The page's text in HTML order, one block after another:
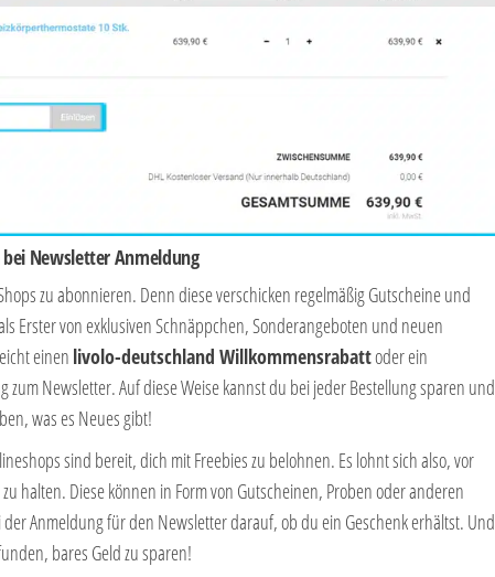
Newsletter Anmeldung
zu abonnieren. Denn diese verschicken regelmäßig Gutscheine und
Erster von exklusiven Schnäppchen, Sonderangeboten und neuen
einen livolo-deutschland Willkommensrabattoder ein
zum Newsletter. Auf diese Weise kannst du bei jeder Bestellung sparen und
was es Neues gibt!
sind bereit, dich mit Freebies zu belohnen. Es lohnt sich also, vor
halten. Diese können in Form von Gutscheinen, Proben oder anderen
Anmeldung für den Newsletter darauf, ob du ein Geschenk erhältst. Und
bares Geld zu sparen!